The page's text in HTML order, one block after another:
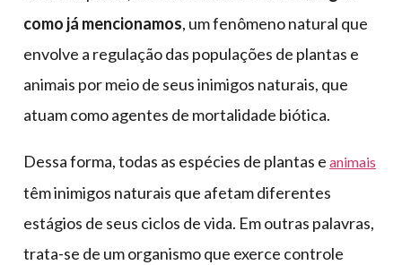
como já mencionamos, um fenômeno natural que
envolve a regulação das populações de plantas e
animais por meio de seus inimigos naturais, que
atuam como agentes de mortalidade biótica.
Dessa forma, todas as espécies de plantas e animais
têm inimigos naturais que afetam diferentes
estágios de seus ciclos de vida. Em outras palavras,
trata-se de um organismo que exerce controle